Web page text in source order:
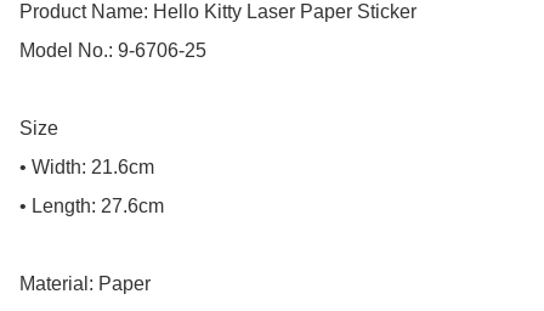
Product Name: Hello Kitty Laser Paper Sticker
Model No.: 9-6706-25
Size
• Width: 21.6cm
• Length: 27.6cm
Material: Paper